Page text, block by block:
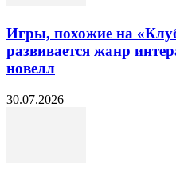
Игры, похожие на
развивается жанр
новелл
30.07.2026